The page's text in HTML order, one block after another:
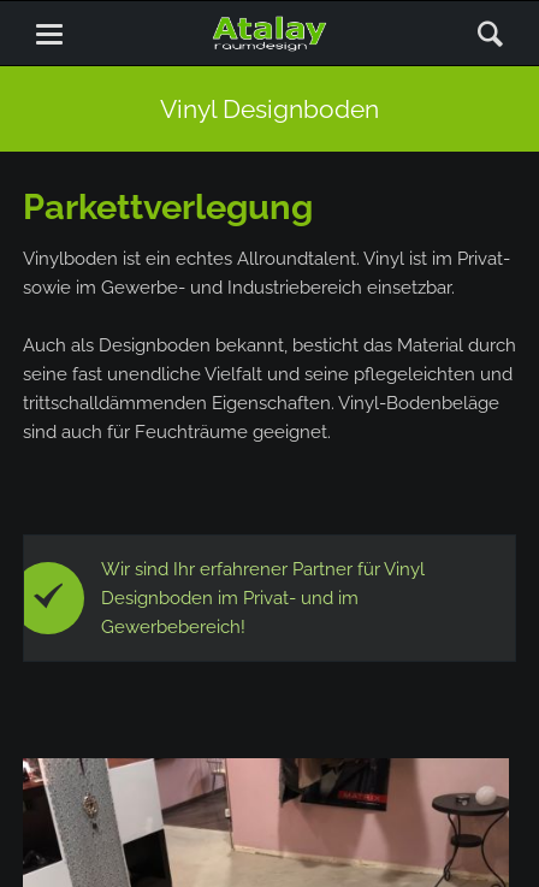
Vinyl Designboden
Parkettverlegung
Vinylboden ist ein echtes Allroundtalent. Vinyl ist im Privat-
sowie im Gewerbe- und Industriebereich einsetzbar.
Auch als Designboden bekannt, besticht das Material durch
seine fast unendliche Vielfalt und seine pflegeleichten und
trittschalldämmenden Eigenschaften. Vinyl-Bodenbeläge
sind auch für Feuchträume geeignet.
Wir sind Ihr erfahrener Partner für Vinyl
Designboden im Privat- und im
Gewerbebereich!